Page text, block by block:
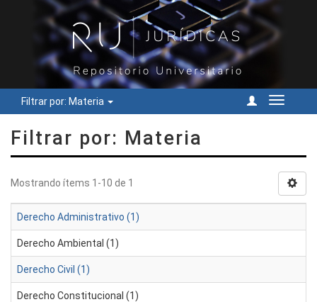
Filtrar por: Materia
Cambiar
Filtrar por: Materia
Mostrando ítems 1-10 de 1
Derecho Administrativo (1)
Derecho Ambiental (1)
Derecho Civil (1)
Derecho Constitucional (1)